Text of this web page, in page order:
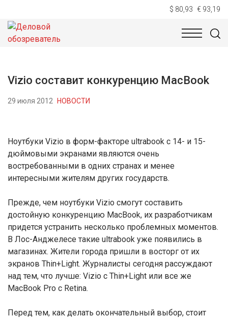
$ 80,93 € 93,19
НОВОСТИ
Vizio составит конкуренцию MacBook
29 июля 2012 НОВОСТИ
Ноутбуки Vizio в форм-факторе ultrabook с 14- и 15-
дюймовыми экранами являются очень
востребованными в одних странах и менее
интересными жителям других государств.
Прежде, чем ноутбуки Vizio смогут составить
достойную конкуренцию MacBook, их разработчикам
придется устранить несколько проблемных моментов.
В Лос-Анджелесе такие ultrabook уже появились в
магазинах. Жители города пришли в восторг от их
экранов Thin+Light. Журналисты сегодня рассуждают
над тем, что лучше: Vizio с Thin+Light или все же
MacBook Pro с Retina.
Перед тем, как делать окончательный выбор, стоит